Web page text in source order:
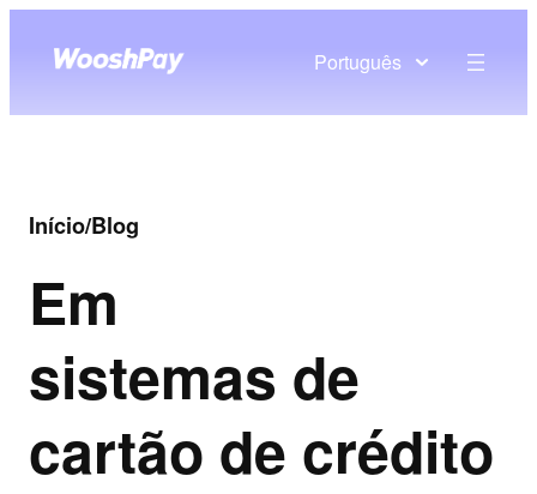
Português
Início/Blog
Em
sistemas de
cartão de crédito